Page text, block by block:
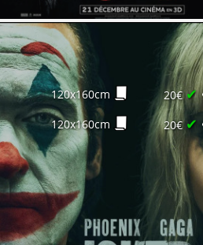
120x160cm 20€✔
120x160cm 20€✔